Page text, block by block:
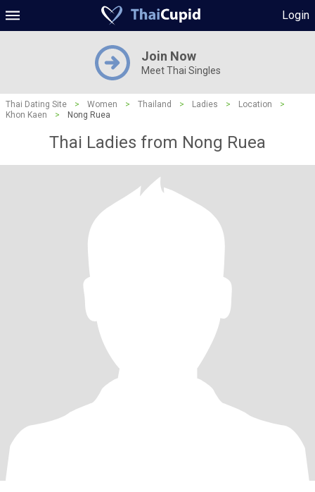
Login
Join Now
Meet Thai Singles
Thai Dating Site > Women > Thailand > Ladies > Location
>
Khon Kaen
> Nong Ruea
Thai Ladies from Nong Ruea